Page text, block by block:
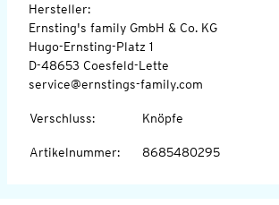
Hersteller:
Ernsting's family GmbH & Co. KG
Hugo-Ernsting-Platz 1
D-48653 Coesfeld-Lette
service@ernstings-family.com
Verschluss: Knöpfe
Artikelnummer: 8685480295